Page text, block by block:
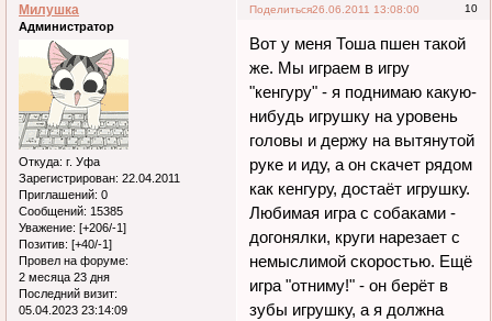
Поделиться 10
26.06.2011 13:08:00
Милушка
Администратор
Откуда: г. Уфа
Зарегистрирован: 22.04.2011
Приглашений: 0
Сообщений: 15385
Уважение: [+206/-1]
Позитив: [+40/-1]
Провел на форуме:
2 месяца 23 дня
Последний визит:
05.04.2023 23:14:09
Вот у меня Тоша пшен такой
же. Мы играем в игру
"кенгуру" - я поднимаю какую-
нибудь игрушку на уровень
головы и держу на вытянутой
руке и иду, а он скачет рядом
как кенгуру, достаёт игрушку.
Любимая игра с собаками -
догонялки, круги нарезает с
немыслимой скоростью. Ещё
игра "отниму!" - он берёт в
зубы игрушку, а я должна